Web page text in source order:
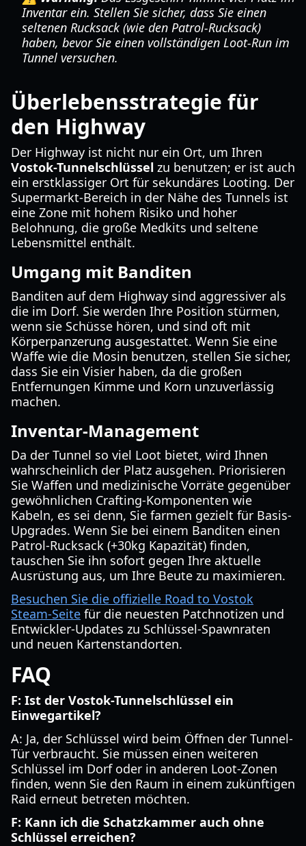
Inventar ein. Stellen Sie sicher, dass Sie einen
seltenen Rucksack (wie den Patrol-Rucksack)
haben, bevor Sie einen vollständigen Loot-Run im
Tunnel versuchen.
Überlebensstrategie für
den Highway
Der Highway ist nicht nur ein Ort, um Ihren
Vostok-Tunnelschlüssel zu benutzen; er ist auch
ein erstklassiger Ort für sekundäres Looting. Der
Supermarkt-Bereich in der Nähe des Tunnels ist
eine Zone mit hohem Risiko und hoher
Belohnung, die große Medkits und seltene
Lebensmittel enthält.
Umgang mit Banditen
Banditen auf dem Highway sind aggressiver als
die im Dorf. Sie werden Ihre Position stürmen,
wenn sie Schüsse hören, und sind oft mit
Körperpanzerung ausgestattet. Wenn Sie eine
Waffe wie die Mosin benutzen, stellen Sie sicher,
dass Sie ein Visier haben, da die großen
Entfernungen Kimme und Korn unzuverlässig
machen.
Inventar-Management
Da der Tunnel so viel Loot bietet, wird Ihnen
wahrscheinlich der Platz ausgehen. Priorisieren
Sie Waffen und medizinische Vorräte gegenüber
gewöhnlichen Crafting-Komponenten wie
Kabeln, es sei denn, Sie farmen gezielt für Basis-
Upgrades. Wenn Sie bei einem Banditen einen
Patrol-Rucksack (+30kg Kapazität) finden,
tauschen Sie ihn sofort gegen Ihre aktuelle
Ausrüstung aus, um Ihre Beute zu maximieren.
Besuchen Sie die offizielle Road to Vostok
Steam-Seite für die neuesten Patchnotizen und
Entwickler-Updates zu Schlüssel-Spawnraten
und neuen Kartenstandorten.
FAQ
F: Ist der Vostok-Tunnelschlüssel ein
Einwegartikel?
A: Ja, der Schlüssel wird beim Öffnen der Tunnel-
Tür verbraucht. Sie müssen einen weiteren
Schlüssel im Dorf oder in anderen Loot-Zonen
finden, wenn Sie den Raum in einem zukünftigen
Raid erneut betreten möchten.
F: Kann ich die Schatzkammer auch ohne
Schlüssel erreichen?